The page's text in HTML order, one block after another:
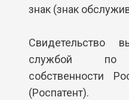
знак (знак
Свидетельство
службой по
собственности
(Роспатент).